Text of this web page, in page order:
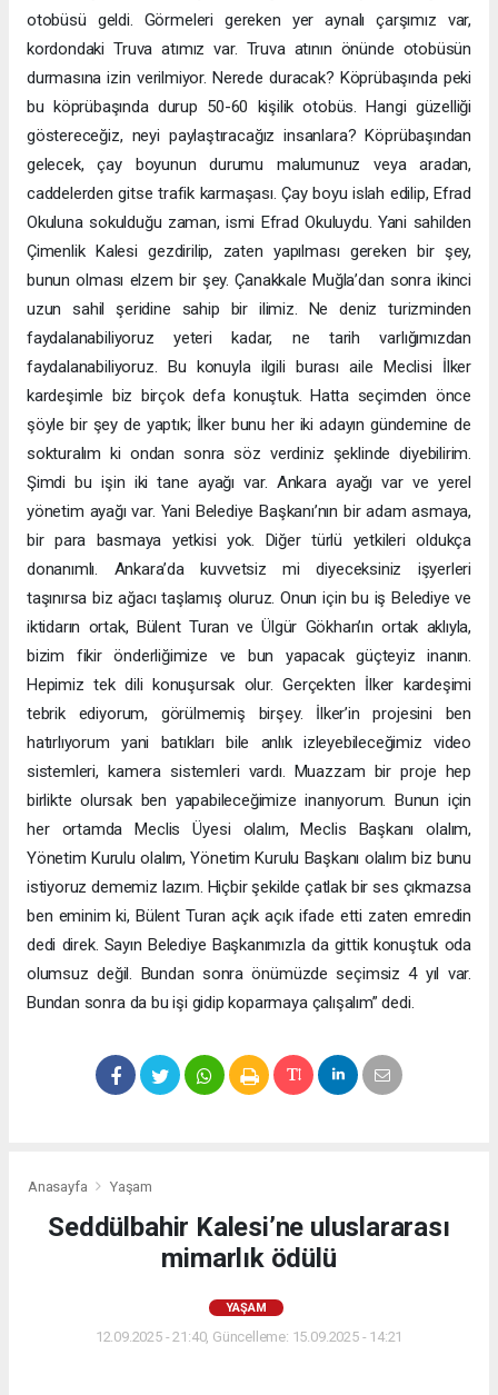
otobüsü geldi. Görmeleri gereken yer aynalı çarşımız var,
kordondaki Truva atımız var. Truva atının önünde otobüsün
durmasına izin verilmiyor. Nerede duracak? Köprübaşında peki
bu köprübaşında durup 50-60 kişilik otobüs. Hangi güzelliği
göstereceğiz, neyi paylaştıracağız insanlara? Köprübaşından
gelecek, çay boyunun durumu malumunuz veya aradan,
caddelerden gitse trafik karmaşası. Çay boyu islah edilip, Efrad
Okuluna sokulduğu zaman, ismi Efrad Okuluydu. Yani sahilden
Çimenlik Kalesi gezdirilip, zaten yapılması gereken bir şey,
bunun olması elzem bir şey. Çanakkale Muğla’dan sonra ikinci
uzun sahil şeridine sahip bir ilimiz. Ne deniz turizminden
faydalanabiliyoruz yeteri kadar, ne tarih varlığımızdan
faydalanabiliyoruz. Bu konuyla ilgili burası aile Meclisi İlker
kardeşimle biz birçok defa konuştuk. Hatta seçimden önce
şöyle bir şey de yaptık; İlker bunu her iki adayın gündemine de
sokturalım ki ondan sonra söz verdiniz şeklinde diyebilirim.
Şimdi bu işin iki tane ayağı var. Ankara ayağı var ve yerel
yönetim ayağı var. Yani Belediye Başkanı’nın bir adam asmaya,
bir para basmaya yetkisi yok. Diğer türlü yetkileri oldukça
donanımlı. Ankara’da kuvvetsiz mi diyeceksiniz işyerleri
taşınırsa biz ağacı taşlamış oluruz. Onun için bu iş Belediye ve
iktidarın ortak, Bülent Turan ve Ülgür Gökhan’ın ortak aklıyla,
bizim fikir önderliğimize ve bun yapacak güçteyiz inanın.
Hepimiz tek dili konuşursak olur. Gerçekten İlker kardeşimi
tebrik ediyorum, görülmemiş birşey. İlker’in projesini ben
hatırlıyorum yani batıkları bile anlık izleyebileceğimiz video
sistemleri, kamera sistemleri vardı. Muazzam bir proje hep
birlikte olursak ben yapabileceğimize inanıyorum. Bunun için
her ortamda Meclis Üyesi olalım, Meclis Başkanı olalım,
Yönetim Kurulu olalım, Yönetim Kurulu Başkanı olalım biz bunu
istiyoruz dememiz lazım. Hiçbir şekilde çatlak bir ses çıkmazsa
ben eminim ki, Bülent Turan açık açık ifade etti zaten emredin
dedi direk. Sayın Belediye Başkanımızla da gittik konuştuk oda
olumsuz değil. Bundan sonra önümüzde seçimsiz 4 yıl var.
Bundan sonra da bu işi gidip koparmaya çalışalım” dedi.
Anasayfa Yaşam
Seddülbahir Kalesi’ne uluslararası
mimarlık ödülü
YAŞAM
12.09.2025 - 21:40, Güncelleme: 15.09.2025 - 14:21